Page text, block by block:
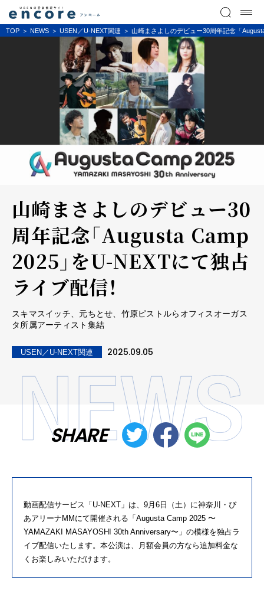
TOP NEWS USEN／U-NEXT関連 山崎まさよしのデビュー30周年記念「
山崎まさよしのデビュー30
周年記念「Augusta Camp
2025」をU-NEXTにて独占
ライブ配信！
スキマスイッチ、元ちとせ、竹原ピストルらオフィスオーガス
タ所属アーティスト集結
USEN／U-NEXT関連 2025.09.05
SHARE
動画配信サービス「 U-NEXT 」は、 9月 6 日（土）に神奈川・ぴ
あアリーナ MM にて開催される「 Augusta Camp 2025 〜
YAMAZAKI MASAYOSHI 30th Anniversary〜」の模様を独占ラ
イブ配信いたします。本公演は、月額会員の方なら追加料金な
くお楽しみいただけます。